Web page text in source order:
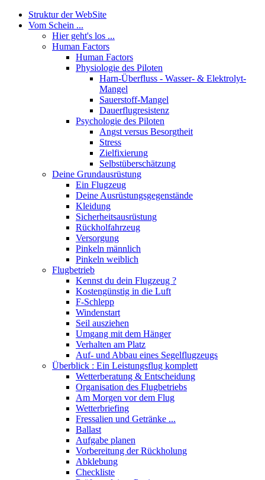
Struktur der WebSite
Vom Schein ...
Hier geht's los ...
Human Factors
Human Factors
Physiologie des Piloten
Harn-Überfluss - Wasser- & Elektrolyt-
Mangel
Sauerstoff-Mangel
Dauerflugresistenz
Psychologie des Piloten
Angst versus Besorgtheit
Stress
Zielfixierung
Selbstüberschätzung
Deine Grundausrüstung
Ein Flugzeug
Deine Ausrüstungsgegenstände
Kleidung
Sicherheitsausrüstung
Rückholfahrzeug
Versorgung
Pinkeln männlich
Pinkeln weiblich
Flugbetrieb
Kennst du dein Flugzeug ?
Kostengünstig in die Luft
F-Schlepp
Windenstart
Seil ausziehen
Umgang mit dem Hänger
Verhalten am Platz
Auf- und Abbau eines Segelflugzeugs
Überblick : Ein Leistungsflug komplett
Wetterberatung & Entscheidung
Organisation des Flugbetriebs
Am Morgen vor dem Flug
Wetterbriefing
Fressalien und Getränke ...
Ballast
Aufgabe planen
Vorbereitung der Rückholung
Abklebung
Checkliste